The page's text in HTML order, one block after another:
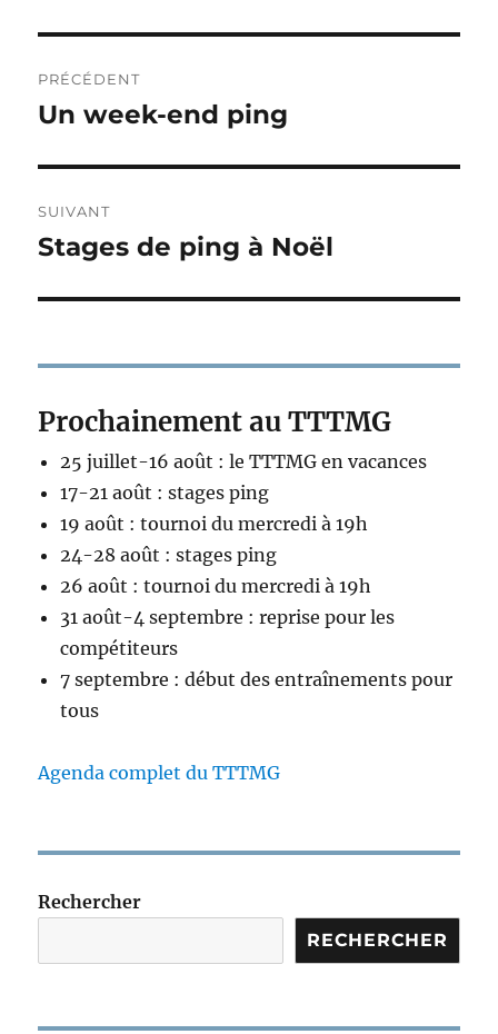
de
PRÉCÉDENT
Publication
Un week-end ping
SUIVANT
Publication
Stages de ping à Noël
Prochainement au TTTMG
25 juillet-16 août : le TTTMG en vacances
17-21 août : stages ping
19 août : tournoi du mercredi à 19h
24-28 août : stages ping
26 août : tournoi du mercredi à 19h
31 août-4 septembre : reprise pour les
compétiteurs
7 septembre : début des entraînements pour
tous
Agenda complet du TTTMG
Rechercher
RECHERCHER